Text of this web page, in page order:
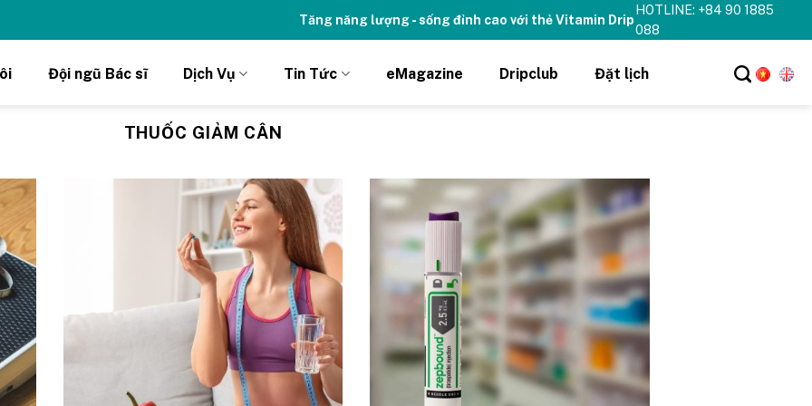
đỉnh cao với thẻ Vitamin Drip Membership. Xem ngay ➝
HOTLINE: +84 90 1885
088
Đội ngũ Bác sĩ Dịch Vụ Tin Tức eMagazine Dripclub Đặt lịch
THUỐC GIẢM CÂN